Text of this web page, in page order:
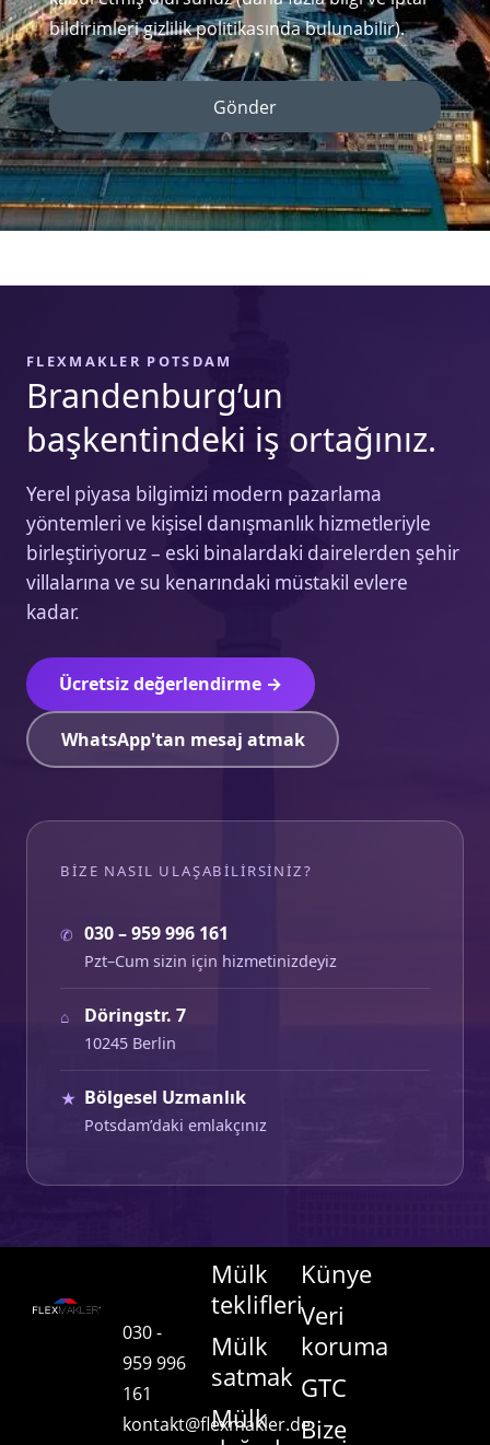
bildirimleri gizlilik politikasında bulunabilir).
Gönder
FLEXMAKLER POTSDAM
Brandenburg’un
başkentindeki iş ortağınız.
Yerel piyasa bilgimizi modern pazarlama
yöntemleri ve kişisel danışmanlık hizmetleriyle
birleştiriyoruz – eski binalardaki dairelerden şehir
villalarına ve su kenarındaki müstakil evlere
kadar.
Ücretsiz değerlendirme →
WhatsApp'tan mesaj atmak
BIZE NASIL ULAŞABILIRSINIZ?
✆ 030 – 959 996 161
Pzt–Cum sizin için hizmetinizdeyiz
⌂ Döringstr. 7
10245 Berlin
★ Bölgesel Uzmanlık
Potsdam’daki emlakçınız
030 -
959 996
161
kontakt@flexmakler.de
Mülk
teklifleri
Mülk
satmak
Mülk
Künye
Veri
koruma
GTC
Bize